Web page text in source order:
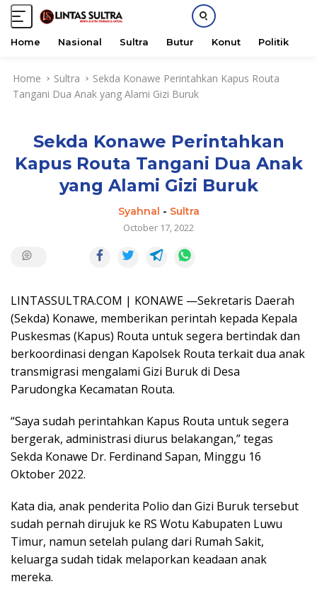
Home Nasional Sultra Butur Konut Politik
Home Sultra
Sekda Konawe Perintahkan Kapus Routa
Tangani Dua Anak yang Alami Gizi Buruk
Sekda Konawe Perintahkan
Kapus Routa Tangani Dua Anak
yang Alami Gizi Buruk
Syahnal - Sultra
October 17, 2022
LINTASSULTRA.COM | KONAWE —Sekretaris Daerah
(Sekda) Konawe, memberikan perintah kepada Kepala
Puskesmas (Kapus) Routa untuk segera bertindak dan
berkoordinasi dengan Kapolsek Routa terkait dua anak
transmigrasi mengalami Gizi Buruk di Desa
Parudongka Kecamatan Routa.
“Saya sudah perintahkan Kapus Routa untuk segera
bergerak, administrasi diurus belakangan,” tegas
Sekda Konawe Dr. Ferdinand Sapan, Minggu 16
Oktober 2022.
Kata dia, anak penderita Polio dan Gizi Buruk tersebut
sudah pernah dirujuk ke RS Wotu Kabupaten Luwu
Timur, namun setelah pulang dari Rumah Sakit,
keluarga sudah tidak melaporkan keadaan anak
mereka.